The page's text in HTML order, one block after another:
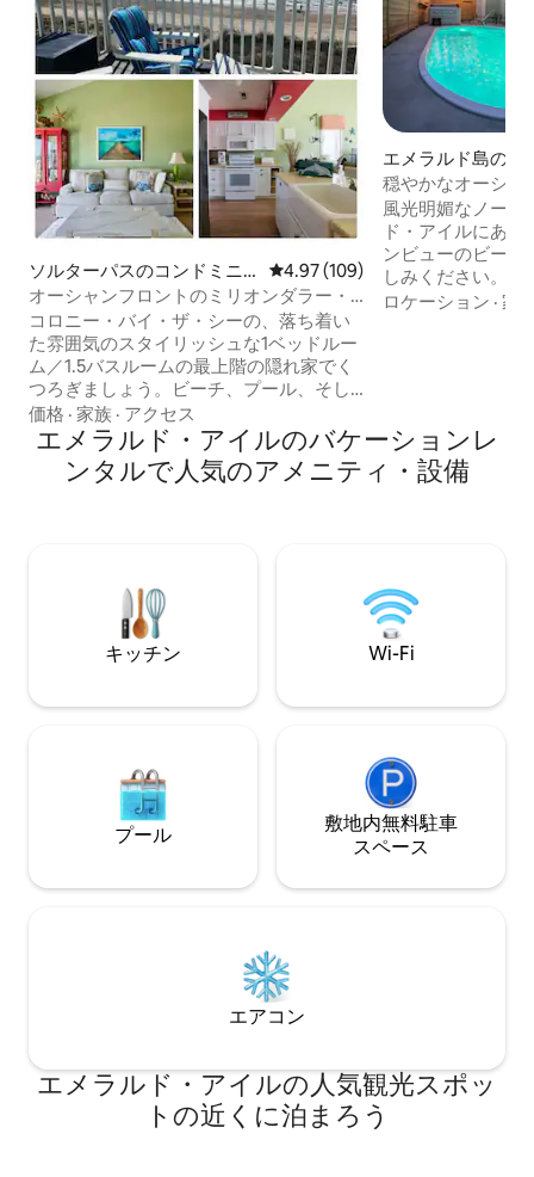
ソルターパスのコンドミニ
アム
レビュー109件、5つ星中4.97つ
4.97 (109)
オーシャンフロントのミリオンダラー・
ビュー - 最上階、パノラマ
コロニー・バイ・ザ・シーの、落ち着い
た雰囲気のスタイリッシュな1ベッドルー
ム／1.5バスルームの最上階の隠れ家でく
つろぎましょう。ビーチ、プール、そし
てもっとビーチを求めるカップルやご家
族に最適です。室内では、雑誌に載せる
ようなインテリア、充実したキッチン、
Saatvaのキングサイズベッド、プライベ
ドドアを開けて波の音を聞きながらリラ
ックスしたりしましょう。ビーチへの直
接アクセス、プール、ホットタブ、グリ
ル、屋外シャワーをお楽しみください。1
価格 · 家族 · アクセス
エメラルド島の一
穏やかなオーシャ
ャグジー、リラク
風光明媚なノース
ド・アイルにあ
ンビューのビーチ
しみください。
晴らしいダイニ
し、5台の標準的
ロード駐車場を
イベートホーム
ロケーション ·家
エメラルド・アイルのバケーションレ
ンタルで人気のアメニティ・設備
キッチン Wi-Fi
プール
敷地内無料駐⁠車
ス⁠ペ⁠ー⁠ス
エアコン
エメラルド・アイルの人気観光スポッ
トの近くに泊まろう